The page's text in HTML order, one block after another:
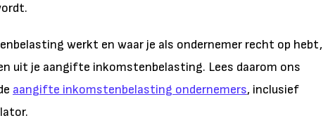
werkt en waar je als ondernemer recht op hebt,
uit je aangifte inkomstenbelasting. Lees daarom ons
aangifte inkomstenbelasting ondernemers, inclusief